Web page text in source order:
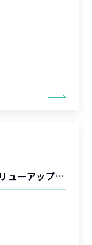
国内スタートアップ企業におけるバリューアップ支援